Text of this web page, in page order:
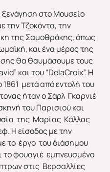
στο Μουσείο
την Τζοκόντα, την
της Σαμοθράκης, όπως
και ένα μέρος της
θα θαυμάσουμε τους
και του “DelaCroix”. Η
μετά από εντολή του
ήταν ο Σάρλ Γκαρνιέ
του Παρισιού και
της Μαρίας Κάλλας
Η είσοδος με την
το έργο του διάσημου
φουαγιέ εμπνευσμένο
στις Βερσαλλίες